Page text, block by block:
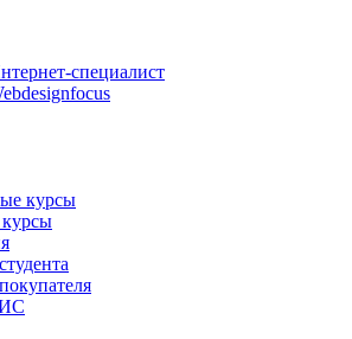
специалист
курсы